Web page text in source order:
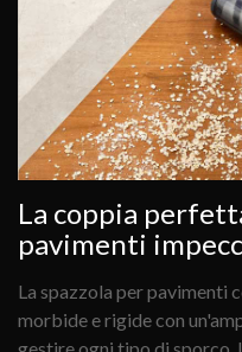
La coppia
pavimenti
La spazzola per pavimenti
morbide e rigide con